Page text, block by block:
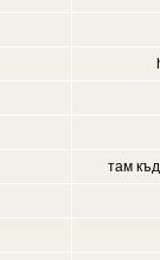
там